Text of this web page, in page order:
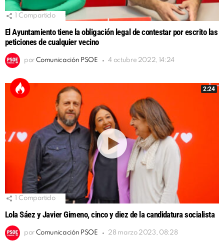
Compartido
El Ayuntamiento tiene la obligación legal de contestar por escrito las
peticiones de cualquier vecino
por Comunicación PSOE 4 octubre 2022, 14:24
2:24
Compartido
Lola Sáez y Javier Gimeno, cinco y diez de la candidatura socialista
por Comunicación PSOE 28 marzo 2023, 08:28